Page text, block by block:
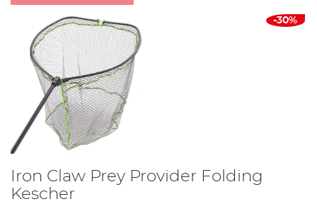
-30%
Iron Claw Prey Provider Folding
Kescher